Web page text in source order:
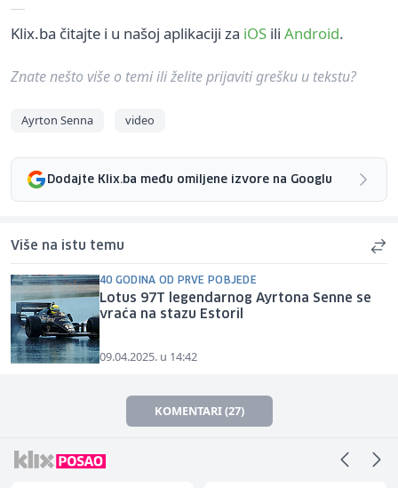
Klix.ba čitajte i u našoj aplikaciji za iOS ili Android.
Znate nešto više o temi ili želite prijaviti grešku u tekstu?
Ayrton Senna video
Dodajte Klix.ba među omiljene izvore na Googlu
Više na istu temu
40 GODINA OD PRVE POBJEDE
Lotus 97T legendarnog Ayrtona Senne se
vraća na stazu Estoril
09.04.2025. u 14:42
KOMENTARI (27)